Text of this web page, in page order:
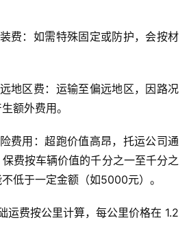
费：如需特殊固定或防护，会按材
地区费：运输至偏远地区，因路况
额外费用。
费用：超跑价值高昂，托运公司通
费按车辆价值的千分之一至千分之
低于一定金额（如5000元）。
运费按公里计算，每公里价格在 1.2